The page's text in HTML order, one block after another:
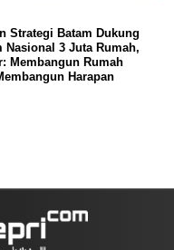
Strategi Batam Dukung
Nasional 3 Juta Rumah,
Membangun Rumah
Harapan